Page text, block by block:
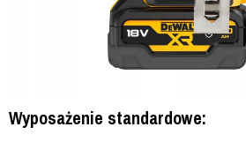
Wyposażenie standardowe: